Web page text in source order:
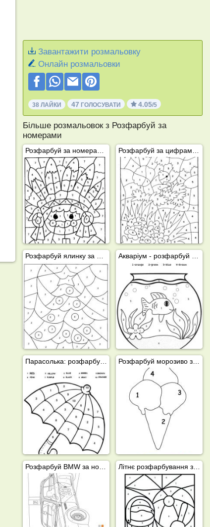
Завантажити розмальовку
Онлайн розмальовки
38 ЛАЙКИ 47 ГОЛОСУВАТИ 4.05/5
Більше розмальовок з Розфарбуй за
номерами
Парасолька: розфарбуй за номерами Розфарбуй морозиво за номерами
Розфарбуй BMW за номерами Літнє розфарбування за номерами